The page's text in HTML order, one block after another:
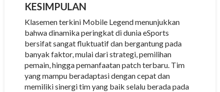
KESIMPULAN
Klasemen terkini Mobile Legend menunjukkan
bahwa dinamika peringkat di dunia eSports
bersifat sangat fluktuatif dan bergantung pada
banyak faktor, mulai dari strategi, pemilihan
pemain, hingga pemanfaatan patch terbaru. Tim
yang mampu beradaptasi dengan cepat dan
memiliki sinergi tim yang baik selalu berada pada